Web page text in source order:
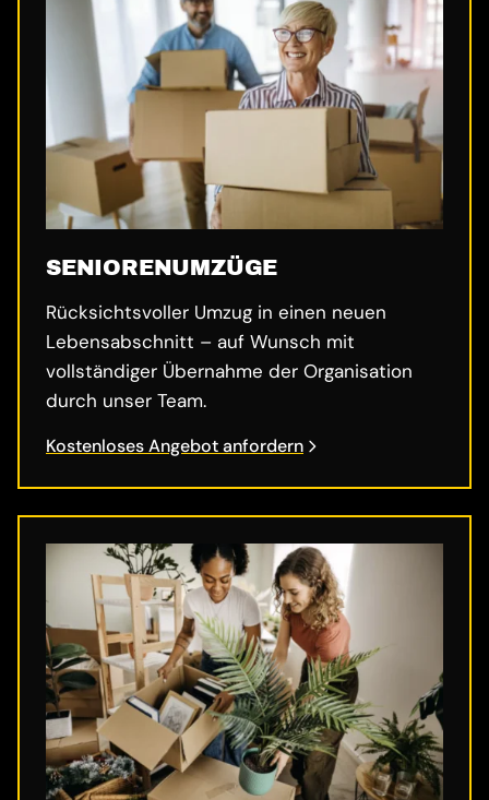
SENIORENUMZÜGE
Rücksichtsvoller Umzug in einen neuen
Lebensabschnitt – auf Wunsch mit
vollständiger Übernahme der Organisation
durch unser Team.
Kostenloses Angebot anfordern